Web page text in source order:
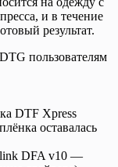
и в течение
результат.
пользователям
DTF Xpress
оставалась
DFA v10 —